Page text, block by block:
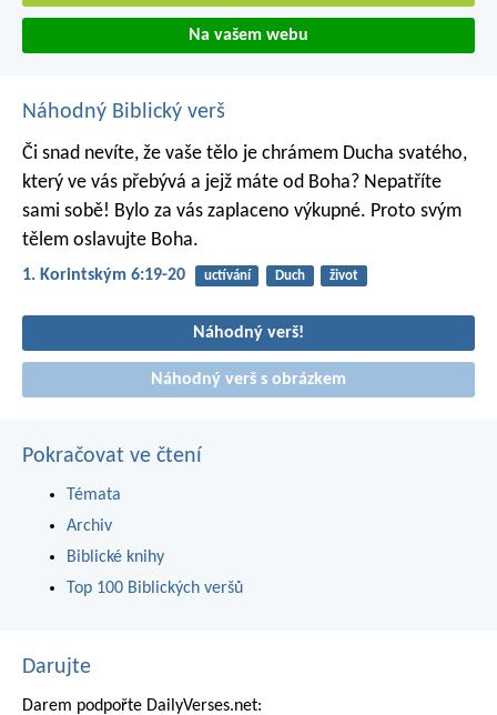
Na vašem webu
Náhodný Biblický verš
Či snad nevíte, že vaše tělo je chrámem Ducha svatého,
který ve vás přebývá a jejž máte od Boha? Nepatříte
sami sobě! Bylo za vás zaplaceno výkupné. Proto svým
tělem oslavujte Boha.
1. Korintským 6:19-20 uctívání Duch život
Náhodný verš!
Náhodný verš s obrázkem
Pokračovat ve čtení
Témata
Archiv
Biblické knihy
Top 100 Biblických veršů
Darujte
Darem podpořte DailyVerses.net: